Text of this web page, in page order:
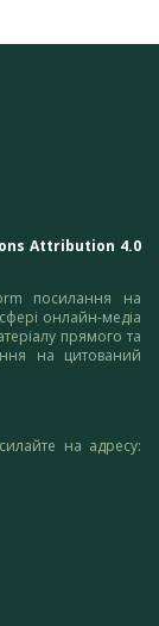
Attribution 4.0
посилання на
сфері онлайн-медіа
прямого та
на цитований
на адресу: